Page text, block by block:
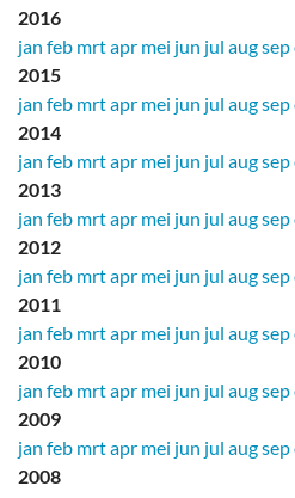
2016
jan feb mrtapr mei jun jul augsep
2015
jan feb mrtapr mei jun jul augsep
2014
jan feb mrtapr mei jun jul augsep
2013
jan feb mrtapr mei jun jul augsep
2012
jan feb mrtapr mei jun jul augsep
2011
jan feb mrtapr mei jun jul augsep
2010
jan feb mrtapr mei jun jul augsep
2009
jan feb mrtapr mei jun jul augsep
2008